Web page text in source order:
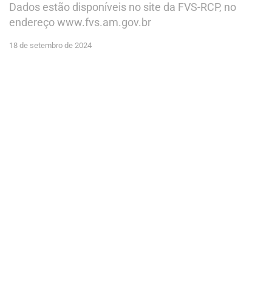
Dados estão disponíveis no site da FVS-RCP, no
endereço www.fvs.am.gov.br
18 de setembro de 2024